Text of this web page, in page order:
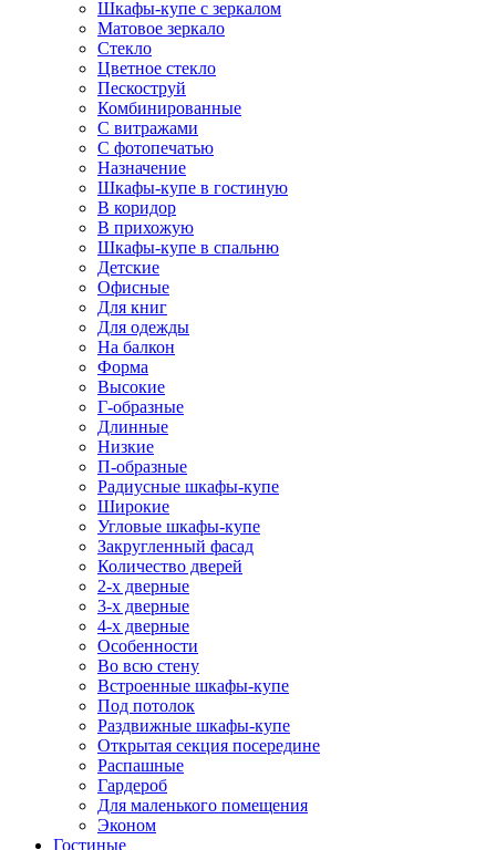
Шкафы-купе с зеркалом
Матовое зеркало
Стекло
Цветное стекло
Пескоструй
Комбинированные
С витражами
С фотопечатью
Назначение
Шкафы-купе в гостиную
В коридор
В прихожую
Шкафы-купе в спальню
Детские
Офисные
Для книг
Для одежды
На балкон
Форма
Высокие
Г-образные
Длинные
Низкие
П-образные
Радиусные шкафы-купе
Широкие
Угловые шкафы-купе
Закругленный фасад
Количество дверей
2-х дверные
3-х дверные
4-х дверные
Особенности
Во всю стену
Встроенные шкафы-купе
Под потолок
Раздвижные шкафы-купе
Открытая секция посередине
Распашные
Гардероб
Для маленького помещения
Эконом
Гостиные